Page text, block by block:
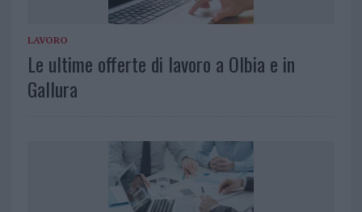
LAVORO
Le ultime offerte di lavoro a Olbia e in
Gallura